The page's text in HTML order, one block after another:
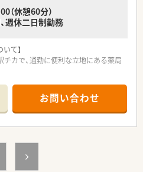
を見据えて、各種報告書の作成や情
IT化を全社で推進しています。
望の実現に力を入れています。
管理が行われています。
月に10時間程度と非常に少なく、仕
ートな時間も大切にできます。
休憩60分）
週休二日制勤務
て】
カで、通勤に便利な立地にある薬局
、OTC販売まで携わっていただける職
あり、経験の浅い方も歓迎していま
お問い合わせ